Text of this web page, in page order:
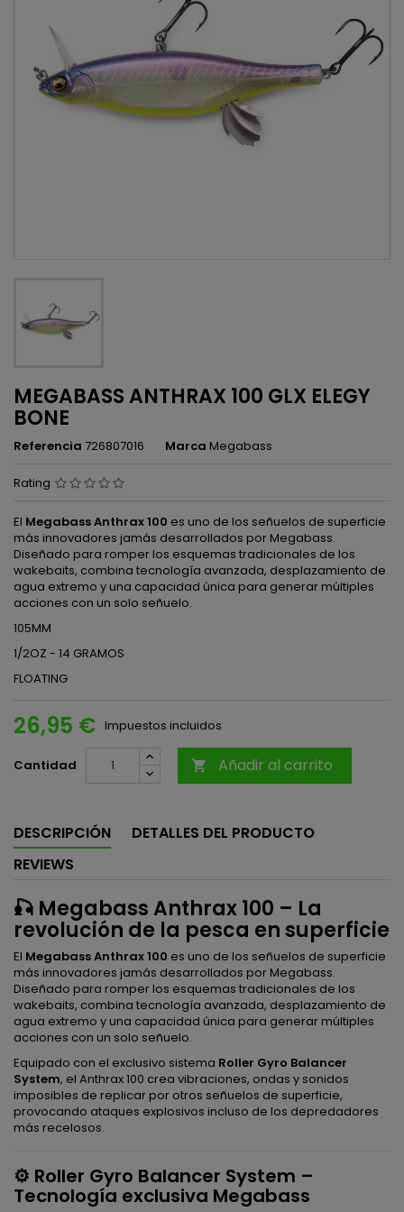
MEGABASS ANTHRAX 100 GLX ELEGY
BONE
Referencia 726807016 Marca Megabass
Rating
El Megabass Anthrax 100 es uno de los señuelos de superficie
más innovadores jamás desarrollados por Megabass.
Diseñado para romper los esquemas tradicionales de los
wakebaits, combina tecnología avanzada, desplazamiento de
agua extremo y una capacidad única para generar múltiples
acciones con un solo señuelo.
105MM
1/2OZ - 14 GRAMOS
FLOATING
26,95 € Impuestos incluidos
Cantidad  Añadir al carrito
DESCRIPCIÓN
DETALLES DEL PRODUCTO
REVIEWS
🎣 Megabass Anthrax 100 – La
revolución de la pesca en superficie
El Megabass Anthrax 100 es uno de los señuelos de superficie
más innovadores jamás desarrollados por Megabass.
Diseñado para romper los esquemas tradicionales de los
wakebaits, combina tecnología avanzada, desplazamiento de
agua extremo y una capacidad única para generar múltiples
acciones con un solo señuelo.
Equipado con el exclusivo sistema Roller Gyro Balancer
System, el Anthrax 100 crea vibraciones, ondas y sonidos
imposibles de replicar por otros señuelos de superficie,
provocando ataques explosivos incluso de los depredadores
más recelosos.
⚙️ Roller Gyro Balancer System –
Tecnología exclusiva Megabass